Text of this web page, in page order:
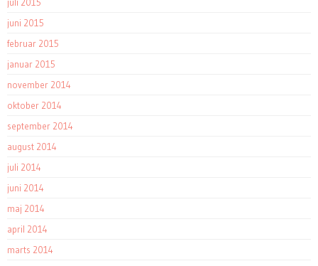
juni 2015
februar 2015
januar 2015
november 2014
oktober 2014
september 2014
august 2014
juli 2014
juni 2014
maj 2014
april 2014
marts 2014